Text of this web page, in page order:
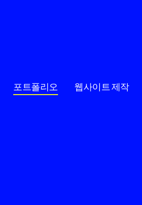
포트폴리오 웹사이트 제작